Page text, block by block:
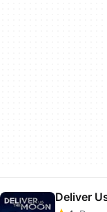
Deliver